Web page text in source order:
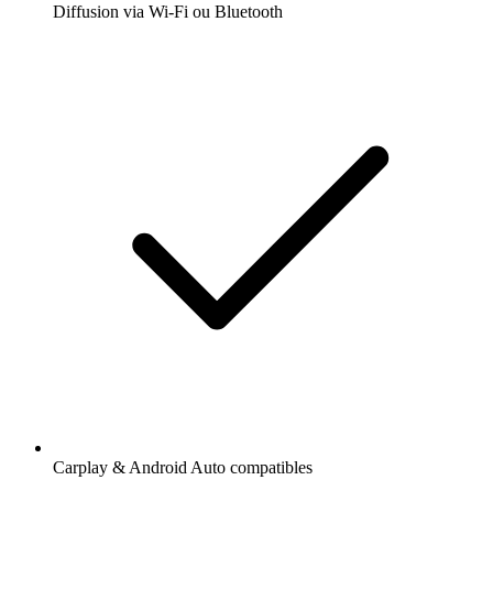
Diffusion via Wi-Fi ou Bluetooth
Carplay & Android Auto compatibles